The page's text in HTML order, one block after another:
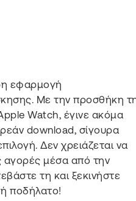
εφαρμογή
Με την προσθήκη
Watch, έγινε ακόμα
download, σίγουρα
Δεν χρειάζεται να
αγορές μέσα από την
τη και ξεκινήστε
ποδήλατο!